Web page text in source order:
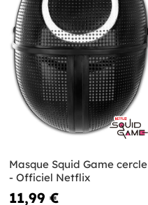
Masque Squid Game cercle
- Officiel Netflix
11,99 €